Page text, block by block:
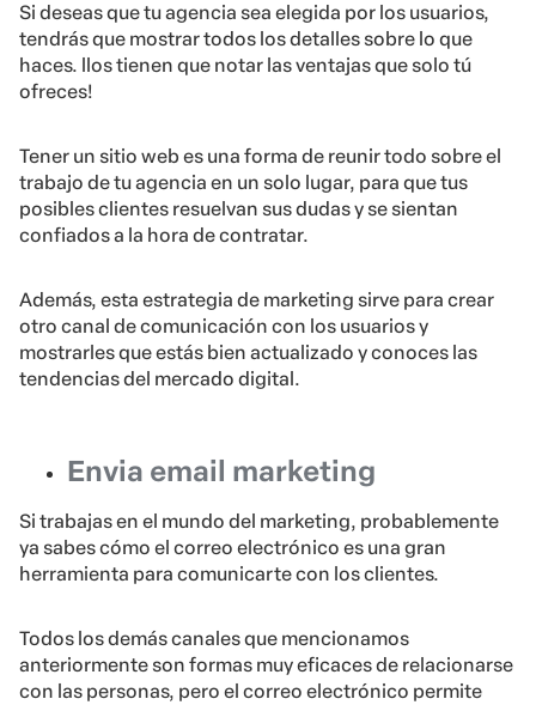
Si deseas que tu agencia sea elegida por los usuarios,
tendrás que mostrar todos los detalles sobre lo que
haces. llos tienen que notar las ventajas que solo tú
ofreces!
Tener un sitio web es una forma de reunir todo sobre el
trabajo de tu agencia en un solo lugar, para que tus
posibles clientes resuelvan sus dudas y se sientan
confiados a la hora de contratar.
Además, esta estrategia de marketing sirve para crear
otro canal de comunicación con los usuarios y
mostrarles que estás bien actualizado y conoces las
tendencias del mercado digital.
Envia email marketing
Si trabajas en el mundo del marketing, probablemente
ya sabes cómo el correo electrónico es una gran
herramienta para comunicarte con los clientes.
Todos los demás canales que mencionamos
anteriormente son formas muy eficaces de relacionarse
con las personas, pero el correo electrónico permite